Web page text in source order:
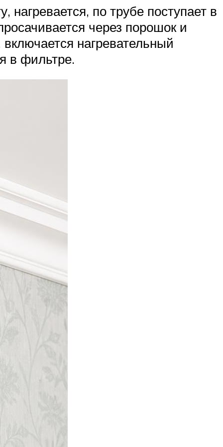
нагревается, по трубе поступает в
через порошок и
нагревательный
в фильтре.